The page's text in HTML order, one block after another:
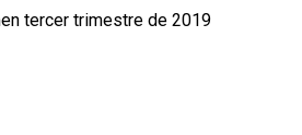
tercer trimestre de 2019